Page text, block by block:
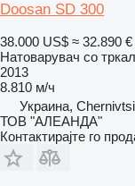
Doosan SD 300
38.000 US$ ≈ 32.890 €
Натоварувач со
2013
8.810 м/ч
Украина, Chernivtsi
ТОВ "АЛЕАНДА"
Контактирајте го